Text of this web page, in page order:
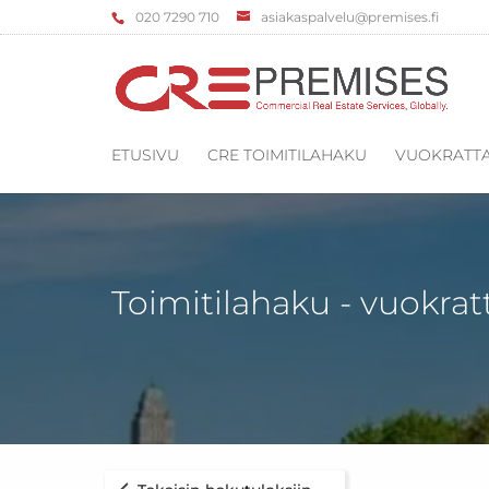
‌020 7290 710 asiakaspalvelu@premises.fi
ETUSIVU CRE TOIMITILAHAKU
Toimitilahaku -